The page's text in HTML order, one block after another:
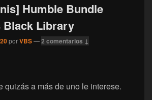
Humble Bundle
Library
porVBS—2 comentarios ↓
quizás a más de uno le interese.